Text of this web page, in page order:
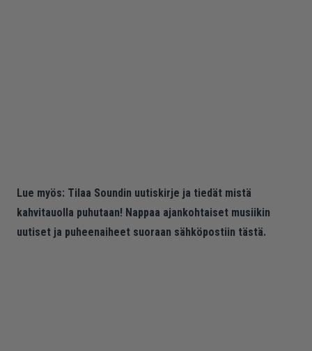
Lue myös: Tilaa Soundin uutiskirje ja tiedät mistä
kahvitauolla puhutaan! Nappaa ajankohtaiset musiikin
uutiset ja puheenaiheet suoraan sähköpostiin tästä.